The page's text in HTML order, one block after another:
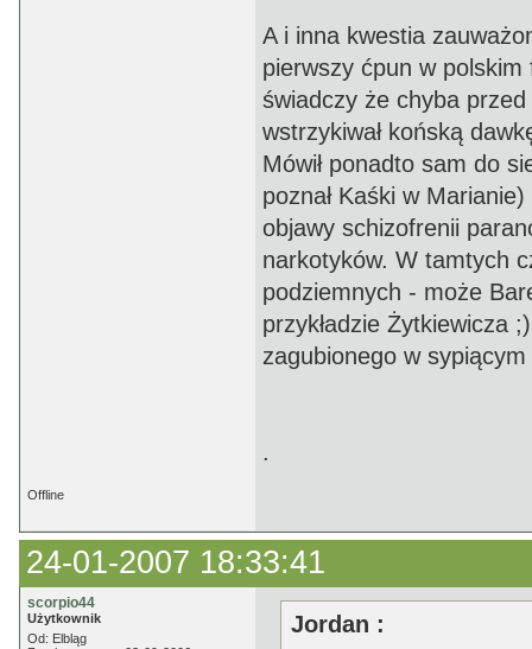
A i inna kwestia
pierwszy ćpun w
świadczy że chyba
wstrzykiwał końską
Mówił ponadto sam do
poznał Kaśki w
objawy schizofrenii
narkotyków. W tamtych
podziemnych - może
przykładzie Żytkiewicza
zagubionego w
.
Offline
24-01-2007 18:33:41
scorpio44
Użytkownik
Od: Elbląg
Jordan :